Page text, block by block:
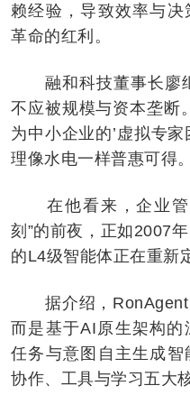
赖经验，导致效率与
革命的红利。
融和科技董事长廖继
不应被规模与资本垄断
为中小企业的’虚拟专
理像水电一样普惠可得
在他看来，企业管
刻”的前夜，正如2007
的L4级智能体正在重新
据介绍，RonAgent
而是基于AI原生架构的
任务与意图自主生成智
协作、工具与学习五大